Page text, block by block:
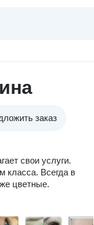
заказ
свои услуги.
класса. Всегда в
цветные.